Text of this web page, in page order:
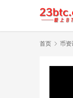
首页 币资